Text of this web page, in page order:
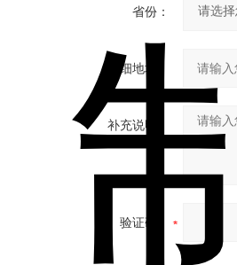
省份：
详细地址：
补充说明：
验证码：